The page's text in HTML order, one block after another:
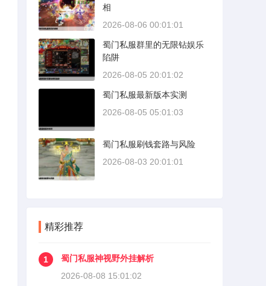
相
2026-08-06 00:01:01
蜀门私服群里的无限钻娱乐
陷阱
2026-08-05 20:01:02
蜀门私服最新版本实测
2026-08-05 05:01:03
蜀门私服刷钱套路与风险
2026-08-03 20:01:01
精彩推荐
1
蜀门私服神视野外挂解析
2026-08-08 15:01:02